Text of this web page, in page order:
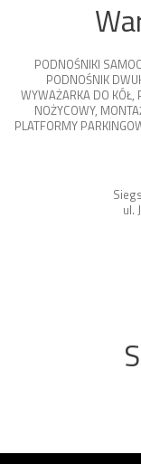
PODNOŚNIKI
PODNOŚNIK
WYWAŻARKA DO KÓŁ,
NOŻYCOWY,
PLATFORMY
ul.